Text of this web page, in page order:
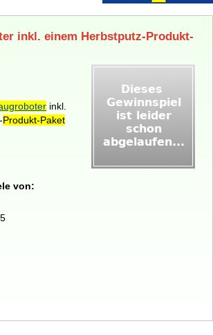
inkl. einem Herbstputz-Produkt-
inkl.
Produkt-Paket
von:
5